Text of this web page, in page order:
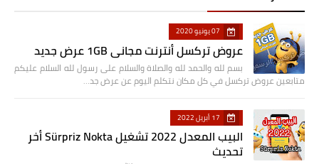
07 يونيو 2020
عروض تركسل أنترنت مجاني 1GB عرض جديد
بسم لله والحمد لله والصلاة والسلام على رسول لله السلام عليكم
متابعين عروض تركسل في كل مكان نتكلم اليوم عن عرض جد…
17 أبريل 2022
البيب المعدل 2022 تشغيل Sürpriz Nokta أخر
تحديث